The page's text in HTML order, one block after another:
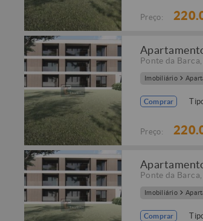
Preço:
Ponte da Barca
Imobiliário
Comprar
Preço:
Ponte da Barca
Imobiliário
Comprar